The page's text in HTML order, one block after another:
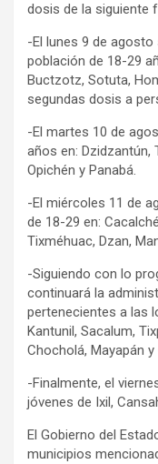
dosis de la siguiente
-El lunes 9 de
población de 18-29
Buctzotz, Sotuta,
segundas dosis a
-El martes 10 de
años en: Dzidzantún,
Opichén y Panabá.
-El miércoles 11 de
de 18-29 en:
Tixméhuac, Dzan,
-Siguiendo con lo
continuará la
pertenecientes a las
Kantunil, Sacalum,
Chocholá, Mayapán
-Finalmente, el
jóvenes de Ixil,
El Gobierno del
municipios